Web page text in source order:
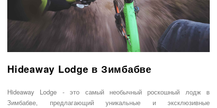
Hideaway Lodge в Зимбабве
Hideaway Lodge - это самый необычный роскошный лодж в
Зимбабве, предлагающий уникальные и эксклюзивные